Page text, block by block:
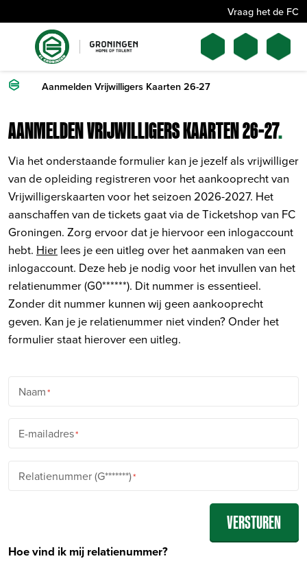
Vraag het de FC
Aanmelden Vrijwilligers Kaarten 26-27
AANMELDEN VRIJWILLIGERS KAARTEN 26-27.
Via het onderstaande formulier kan je jezelf als vrijwilliger
van de opleiding registreren voor het aankooprecht van
Vrijwilligerskaarten voor het seizoen 2026-2027. Het
aanschaffen van de tickets gaat via de Ticketshop van FC
Groningen. Zorg ervoor dat je hiervoor een inlogaccount
hebt. Hier lees je een uitleg over het aanmaken van een
inlogaccount. Deze heb je nodig voor het invullen van het
relatienummer (G0******). Dit nummer is essentieel.
Zonder dit nummer kunnen wij geen aankooprecht
geven. Kan je je relatienummer niet vinden? Onder het
formulier staat hierover een uitleg.
Naam
E-mailadres
Relatienummer (G*******)
Hoe vind ik mij relatienummer?